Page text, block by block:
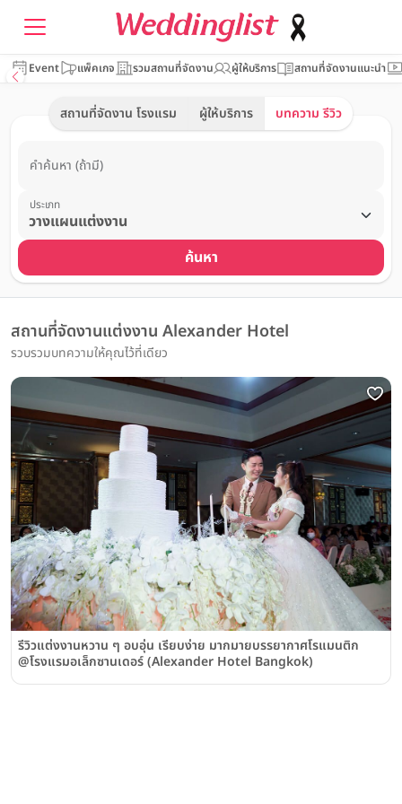
Event แพ็คเกจ รวมสถานที่จัดงาน ผู้ให้บริการ สถานที่จัดงานแนะนำ
สถานที่จัดงาน โรงแรม ผู้ให้บริการ บทความ รีวิว
คำค้นหา (ถ้ามี)
ประเภท
ค้นหา
สถานที่จัดงานแต่งงาน Alexander Hotel
รวบรวมบทความให้คุณไว้ที่เดียว
รีวิวแต่งงานหวาน ๆ อบอุ่น เรียบง่าย มากมายบรรยากาศโรแมนติก
@โรงแรมอเล็กซานเดอร์ (Alexander Hotel Bangkok)